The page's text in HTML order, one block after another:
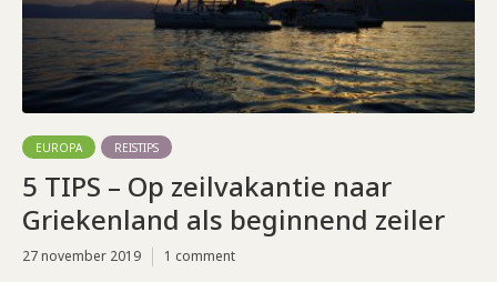
EUROPA REISTIPS
5 TIPS – Op zeilvakantie naar
Griekenland als beginnend zeiler
27 november 2019 1 comment